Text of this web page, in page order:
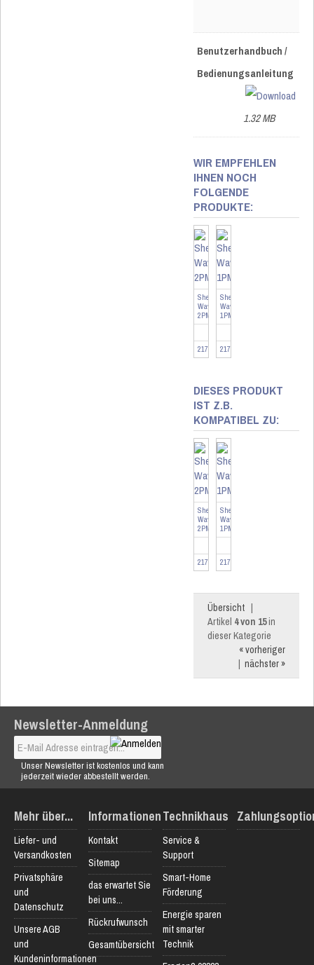
Benutzerhandbuch /
Bedienungsanleitung
1.32 MB
WIR EMPFEHLEN
IHNEN NOCH
FOLGENDE
PRODUKTE:
Shelly
Wave
2PM
217918
Shelly
Wave
1PM
217912
DIESES PRODUKT
IST Z.B.
KOMPATIBEL ZU:
Shelly
Wave
2PM
217918
Shelly
Wave
1PM
217912
Übersicht
Artikel 4 von 15in
dieser Kategorie
« vorheriger
nächster »
Newsletter-Anmeldung
Unser Newsletter ist kostenlos und kann
jederzeit wieder abbestellt werden.
Mehr über...
Liefer- und
Versandkosten
Privatsphäre
und
Datenschutz
Unsere AGB
und
Kundeninformationen
Informationen
Kontakt
Sitemap
das erwartet Sie
bei uns...
Rückrufwunsch
Gesamtübersicht
Technikhaus
Service &
Support
Smart-Home
Förderung
Energie sparen
mit smarter
Technik